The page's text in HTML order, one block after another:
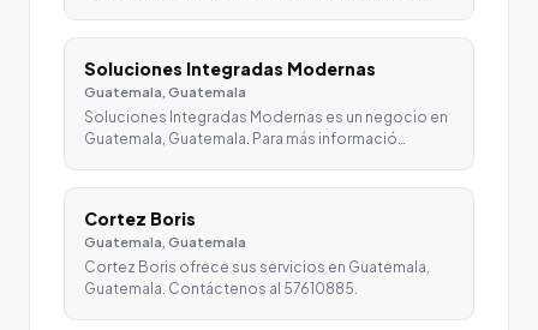
Soluciones Integradas Modernas
Guatemala, Guatemala
Soluciones Integradas Modernas es un negocio en
Guatemala, Guatemala. Para más informació…
Cortez Boris
Guatemala, Guatemala
Cortez Boris ofrece sus servicios en Guatemala,
Guatemala. Contáctenos al 57610885.